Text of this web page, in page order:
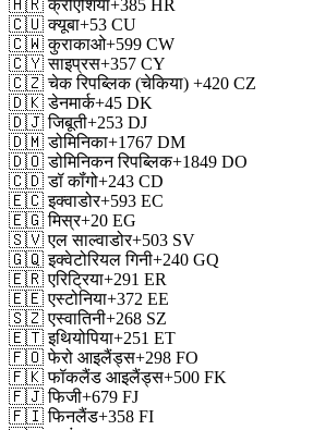
🇭🇷 क्रोएशिया+385 HR
🇨🇺 क्यूबा+53 CU
🇨🇼 कुराकाओ+599 CW
🇨🇾 साइप्रस+357 CY
🇨🇿 चेक रिपब्लिक (चेकिया) +420 CZ
🇩🇰 डेनमार्क+45 DK
🇩🇯 जिबूती+253 DJ
🇩🇲 डोमिनिका+1767 DM
🇩🇴 डोमिनिकन रिपब्लिक+1849 DO
🇨🇩 डॉ कॉंगो+243 CD
🇪🇨 इक्वाडोर+593 EC
🇪🇬 मिस्र+20 EG
🇸🇻 एल साल्वाडोर+503 SV
🇬🇶 इक्वेटोरियल गिनी+240 GQ
🇪🇷 एरिट्रिया+291 ER
🇪🇪 एस्टोनिया+372 EE
🇸🇿 एस्वातिनी+268 SZ
🇪🇹 इथियोपिया+251 ET
🇫🇴 फेरो आइलैंड्स+298 FO
🇫🇰 फॉकलैंड आइलैंड्स+500 FK
🇫🇯 फिजी+679 FJ
🇫🇮 फिनलैंड+358 FI